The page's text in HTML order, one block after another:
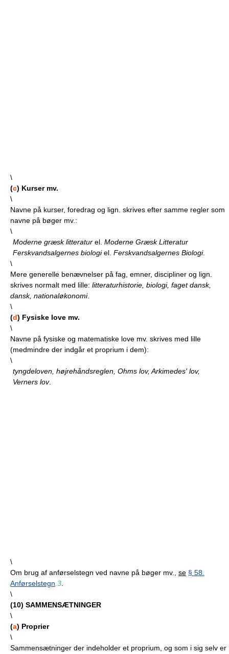
\
(c) Kurser mv.
\
Navne på kurser, foredrag og lign. skrives efter samme regler som
navne på bøger mv.:
\
Moderne græsk litteratur el. Moderne Græsk Litteratur
Ferskvandsalgernes biologiel. Ferskvandsalgernes Biologi.
\
Mere generelle benævnelser på fag, emner, discipliner og lign.
skrives normalt med lille: litteraturhistorie, biologi, faget dansk,
dansk, nationaløkonomi.
\
(d) Fysiske love mv.
\
Navne på fysiske og matematiske love mv. skrives med lille
(medmindre der indgår et proprium i dem):
\
tyngdeloven, højrehåndsreglen, Ohms lov, Arkimedes' lov,
Verners lov.
\
Om brug af anførselstegn ved navne på bøger mv., se § 58.
Anførselstegn .3
\
(10) SAMMENSÆTNINGER
\
(a) Proprier
\
Sammensætninger der indeholder et proprium, og som i sig selv er